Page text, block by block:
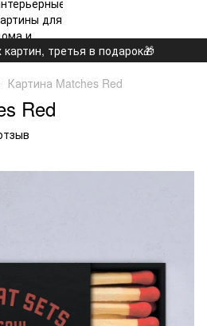
картин, третья в подарок🎁
Картина Matches Red
Red